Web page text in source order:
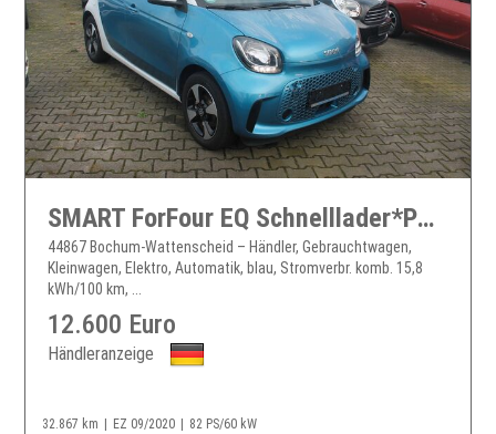
SMART ForFour EQ Schnelllader*PDC*Sitzhzg*Navi*MAL*
44867 Bochum-Wattenscheid – Händler, Gebrauchtwagen,
Kleinwagen, Elektro, Automatik, blau, Stromverbr. komb. 15,8
kWh/100 km, ...
12.600 Euro
Händleranzeige
32.867 km EZ 09/2020 82 PS/60 kW